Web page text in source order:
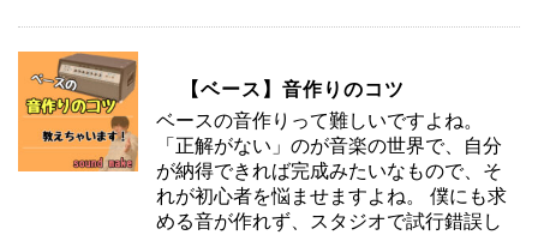
【ベース】音作りのコツ
ベースの音作りって難しいですよね。
「正解がない」のが音楽の世界で、自分
が納得できれば完成みたいなもので、そ
れが初心者を悩ませますよね。 僕にも求
める音が作れず、スタジオで試行錯誤し